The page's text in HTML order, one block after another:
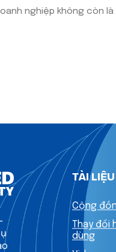
nghiệp không còn
TÀI LIỆU
Cộng
Thay đổi
dùng